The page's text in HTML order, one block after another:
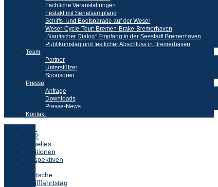
Fachliche Veranstaltungen
Festakt mit Senatsempfang
Schiffs- und Bootsparade auf der Weser
Weser-Cycle-Tour: Bremen-Brake-Bremerhaven
„Nautischer Dialog“ Empfang in der Seestadt Bremerhaven
Publikumstag und festlicher Abschluss in Bremerhaven
Team
Partner
Unterstützer
Sponsoren
Presse
Anfrage
Downloads
Presse-News
Kontakt
DST
2022
Aktuelles
Positionen
Perspektiven
Deutsche
Schifffahrtstag